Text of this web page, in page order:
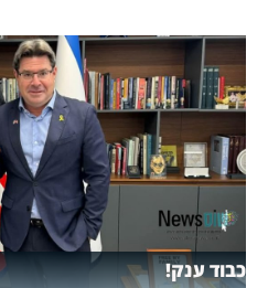
Et
odio
mauris, wisi
tortor
feugiat
ultricies
Congue
luctus, quam
כבוד ענק!